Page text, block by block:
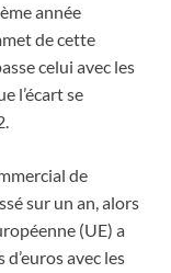
année
de cette
celui avec les
l’écart se
de
sur un an, alors
(UE) a
avec les